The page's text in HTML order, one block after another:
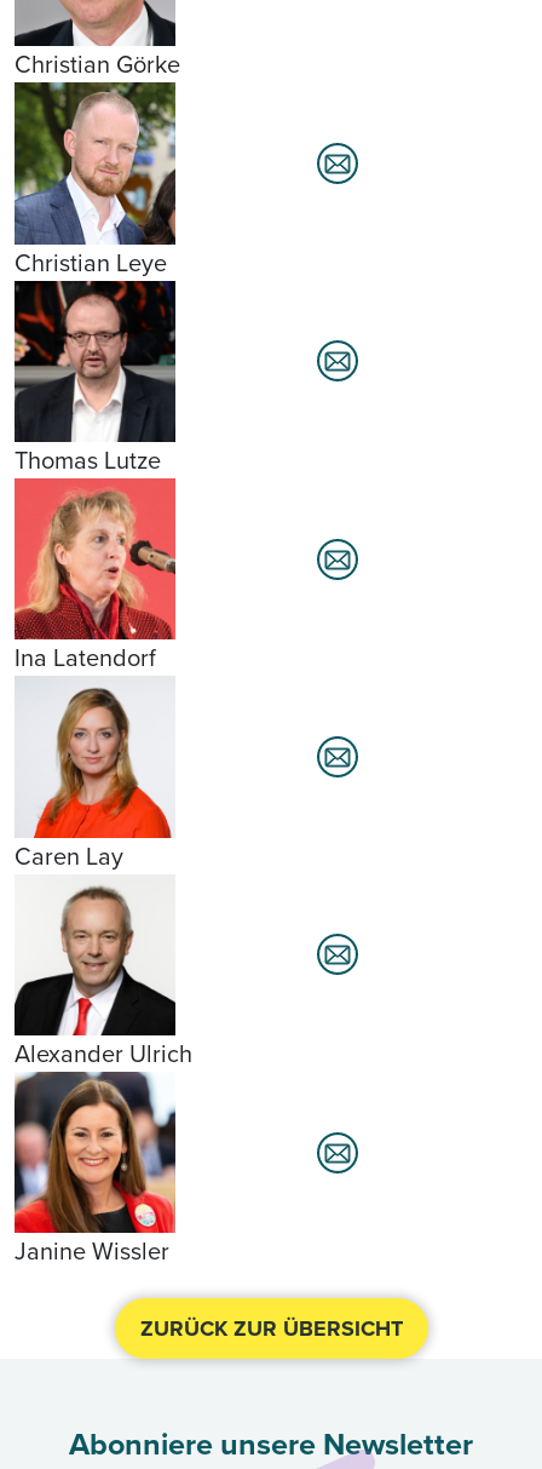
Christian Görke
Christian Leye
Thomas Lutze
Ina Latendorf
Caren Lay
Alexander Ulrich
Janine Wissler
ZURÜCK ZUR ÜBERSICHT
Abonniere unsere Newsletter